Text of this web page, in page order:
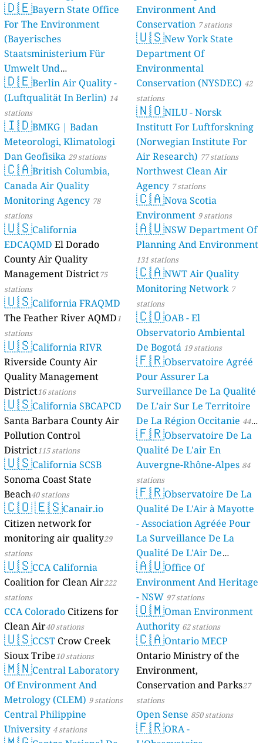
🇩🇪Bayern State Office
For The Environment
(Bayerisches
Staatsministerium Für
Umwelt Und
Verbraucherschutz) - LfU
46 stations
🇩🇪Berlin Air Quality -
(Luftqualität In Berlin) 14
stations
🇮🇩BMKG | Badan
Meteorologi, Klimatologi
Dan Geofisika 29 stations
🇨🇦British Columbia,
Canada Air Quality
Monitoring Agency 78
stations
🇺🇸California
EDCAQMD El Dorado
County Air Quality
Management District75
stations
🇺🇸California FRAQMD
The Feather River AQMD1
stations
🇺🇸California RIVR
Riverside County Air
Quality Management
District16 stations
🇺🇸California SBCAPCD
Santa Barbara County Air
Pollution Control
District115 stations
🇺🇸California SCSB
Sonoma Coast State
Beach40 stations
🇨🇴🇪🇸Canair.io
Citizen network for
monitoring air quality29
stations
🇺🇸CCA California
Coalition for Clean Air222
stations
CCA Colorado Citizens for
Clean Air40 stations
🇺🇸CCST Crow Creek
Sioux Tribe10 stations
🇲🇳Central Laboratory
Of Environment And
Metrology (CLEM) 9 stations
Central Philippine
University 4 stations
Environment And
Conservation 7 stations
🇺🇸New York State
Department Of
Environmental
Conservation (NYSDEC) 42
stations
🇳🇴NILU - Norsk
Institutt For Luftforskning
(Norwegian Institute For
Air Research) 77 stations
Northwest Clean Air
Agency 7 stations
🇨🇦Nova Scotia
Environment 9 stations
🇦🇺NSW Department Of
Planning And Environment
131 stations
🇨🇦NWT Air Quality
Monitoring Network 7
stations
🇨🇴OAB - El
Observatorio Ambiental
De Bogotá 19 stations
🇫🇷Observatoire Agréé
Pour Assurer La
Surveillance De La Qualité
De L’air Sur Le Territoire
De La Région Occitanie 44
stations
🇫🇷Observatoire De La
Qualité De L'air En
Auvergne-Rhône-Alpes 84
stations
🇫🇷Observatoire De La
Qualité De L'Air à Mayotte
- Association Agréée Pour
La Surveillance De La
Qualité De L'Air De
Mayotte 4 stations
🇦🇺Office Of
Environment And Heritage
- NSW 97 stations
🇴🇲Oman Environment
Authority 62 stations
🇨🇦Ontario MECP
Ontario Ministry of the
Environment,
Conservation and Parks27
stations
Open Sense 850 stations
🇫🇷ORA -